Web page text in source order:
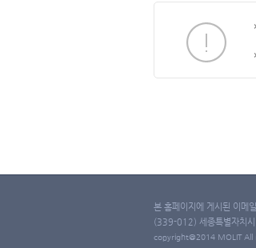
본 홈페이지에 게시된 이메
(339-012) 세종특별자치
copyright@2014 MOLIT All